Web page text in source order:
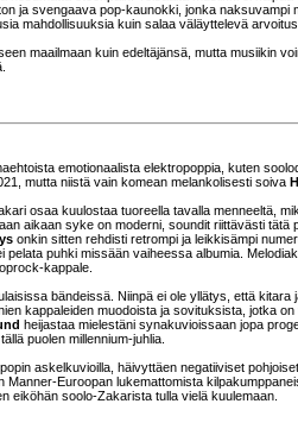
ja svengaava pop-kaunokki, jonka naksuvampi
mahdollisuuksia kuin salaa väläyttelevä arvoitus.
maailmaan kuin edeltäjänsä, mutta musiikin
emotionaalista elektropoppia, kuten
mutta niistä vain komean melankolisesti soiva
osaa kuulostaa tuoreella tavalla menneeltä,
aikaan syke on moderni, soundit riittävästi tätä
onkin sitten rehdisti retrompi ja leikkisämpi
pelata puhki missään vaiheessa albumia.
kappale.
bändeissä. Niinpä ei ole yllätys, että
kappaleiden muodoista ja sovituksista, jotka
heijastaa mielestäni synakuvioissaan jopa
puolen millennium-juhlia.
askelkuvioilla, häivyttäen negatiiviset
Euroopan lukemattomista
eiköhän soolo-Zakarista tulla vielä kuulemaan.